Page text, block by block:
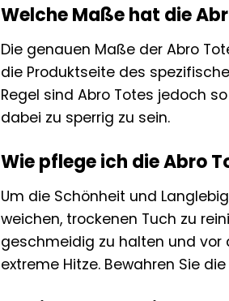
Welche Maße hat die
Die genauen Maße der Abro
die Produktseite des
Regel sind Abro Totes jedoch
dabei zu sperrig zu sein.
Wie pflege ich die Abro
Um die Schönheit und
weichen, trockenen Tuch zu
geschmeidig zu halten und vor
extreme Hitze. Bewahren Sie